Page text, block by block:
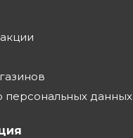
персональных данных